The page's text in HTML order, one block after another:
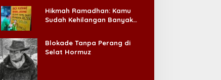
Hikmah Ramadhan: Kamu
Sudah Kehilangan Banyak
Blokade Tanpa Perang di
Selat Hormuz